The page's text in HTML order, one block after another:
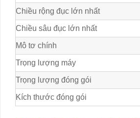
Chiều rộng đục lớn nhất
Chiều sâu đục lớn nhất
Mô tơ chính
Trọng lượng máy
Trọng lượng đóng gói
Kích thước đóng gói